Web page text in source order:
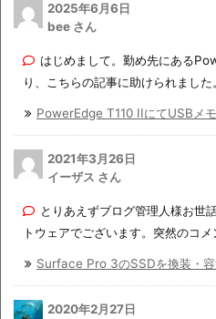
2025年6月6日
bee さん
はじめまして。勤め先にある
り、こちらの記事に助けられまし
PowerEdge T110 IIにてUSBメ
2021年3月26日
イーザス さん
とりあえずブログ管理人様お世
トウェアでございます。突然のコ
Surface Pro 3のSSDを換装・
2020年2月27日